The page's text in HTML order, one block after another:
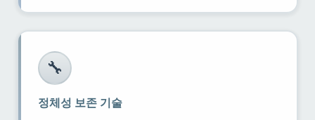
🔧
정체성 보존 기술